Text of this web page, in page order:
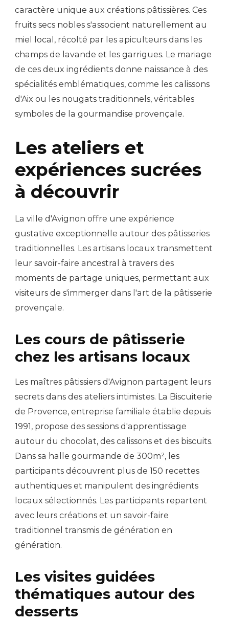
caractère unique aux créations pâtissières. Ces
fruits secs nobles s'associent naturellement au
miel local, récolté par les apiculteurs dans les
champs de lavande et les garrigues. Le mariage
de ces deux ingrédients donne naissance à des
spécialités emblématiques, comme les calissons
d'Aix ou les nougats traditionnels, véritables
symboles de la gourmandise provençale.
Les ateliers et
expériences sucrées
à découvrir
La ville d'Avignon offre une expérience
gustative exceptionnelle autour des pâtisseries
traditionnelles. Les artisans locaux transmettent
leur savoir-faire ancestral à travers des
moments de partage uniques, permettant aux
visiteurs de s'immerger dans l'art de la pâtisserie
provençale.
Les cours de pâtisserie
chez les artisans locaux
Les maîtres pâtissiers d'Avignon partagent leurs
secrets dans des ateliers intimistes. La Biscuiterie
de Provence, entreprise familiale établie depuis
1991, propose des sessions d'apprentissage
autour du chocolat, des calissons et des biscuits.
Dans sa halle gourmande de 300m², les
participants découvrent plus de 150 recettes
authentiques et manipulent des ingrédients
locaux sélectionnés. Les participants repartent
avec leurs créations et un savoir-faire
traditionnel transmis de génération en
génération.
Les visites guidées
thématiques autour des
desserts